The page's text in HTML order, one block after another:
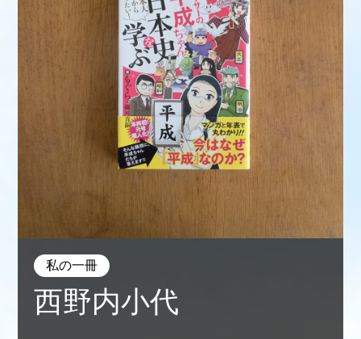
私の一冊
西野内小代